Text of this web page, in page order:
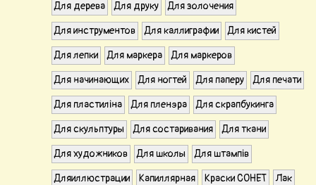
Для дерева Для друку Для золочения
Для инструментов Для каллиграфии Для кистей
Для лепки Для маркера Для маркеров
Для начинающих Для ногтей Для паперу Для печати
Для пластиліна Для пленэра Для скрапбукинга
Для скульптуры Для состаривания Для ткани
Для художников Для школы Для штампів
Дляиллюстрации Капиллярная Краски СОНЕТ Лак